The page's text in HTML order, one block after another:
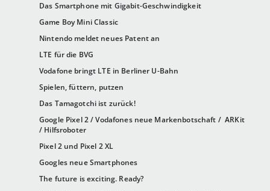
Das Smartphone mit Gigabit-Geschwindigkeit
Game Boy Mini Classic
Nintendo meldet neues Patent an
LTE für die BVG
Vodafone bringt LTE in Berliner U-Bahn
Spielen, füttern, putzen
Das Tamagotchi ist zurück!
Google Pixel 2 / Vodafones neue Markenbotschaft / ARKit
/ Hilfsroboter
Pixel 2 und Pixel 2 XL
Googles neue Smartphones
The future is exciting. Ready?